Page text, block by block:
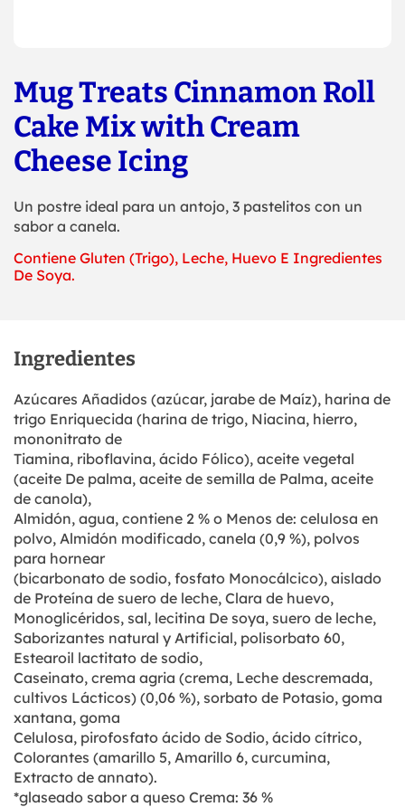
Mug Treats Cinnamon Roll
Cake Mix with Cream
Cheese Icing
Un postre ideal para un antojo, 3 pastelitos con un
sabor a canela.
Contiene Gluten (Trigo), Leche, Huevo E Ingredientes
De Soya.
Ingredientes
Azúcares Añadidos (azúcar, jarabe de Maíz), harina de
trigo Enriquecida (harina de trigo, Niacina, hierro,
mononitrato de
Tiamina, riboflavina, ácido Fólico), aceite vegetal
(aceite De palma, aceite de semilla de Palma, aceite
de canola),
Almidón, agua, contiene 2 % o Menos de: celulosa en
polvo, Almidón modificado, canela (0,9 %), polvos
para hornear
(bicarbonato de sodio, fosfato Monocálcico), aislado
de Proteína de suero de leche, Clara de huevo,
Monoglicéridos, sal, lecitina De soya, suero de leche,
Saborizantes natural y Artificial, polisorbato 60,
Estearoil lactitato de sodio,
Caseinato, crema agria (crema, Leche descremada,
cultivos Lácticos) (0,06 %), sorbato de Potasio, goma
xantana, goma
Celulosa, pirofosfato ácido de Sodio, ácido cítrico,
Colorantes (amarillo 5, Amarillo 6, curcumina,
Extracto de annato).
*glaseado sabor a queso Crema: 36 %